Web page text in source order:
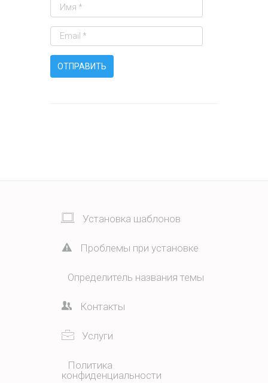
Установка шаблонов
Проблемы при установке
Определитель названия темы
Контакты
Услуги
Политика
конфиденциальности